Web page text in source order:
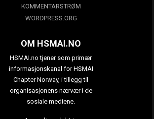
KOMMENTARSTRØM
WORDPRESS.ORG
OM HSMAI.NO
HSMAI.no tjener som primær
informasjonskanal for HSMAI
Chapter Norway, i tillegg til
organisasjonens nærvær i de
sosiale mediene.